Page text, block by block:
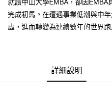
就讀中山大學EMBA，卻因
完成初馬。在遭遇事業低潮與中
虛，進而轉變為連續數年的世界
詳細說明